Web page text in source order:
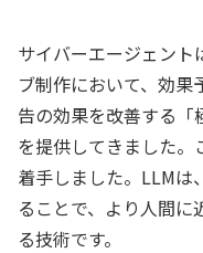
サイバーエージェント
ブ制作において、効果
告の効果を改善する「
を提供してきました。
着手しました。LLMは
ることで、より人間に
る技術です。